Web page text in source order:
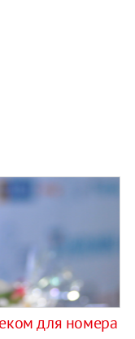
для номера